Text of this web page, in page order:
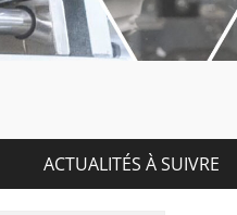
ACTUALITÉS À SUIVRE